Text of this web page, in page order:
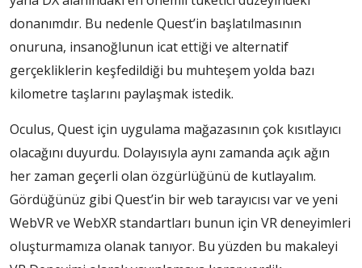
donanımdır. Bu nedenle Quest’in başlatılmasının
onuruna, insanoğlunun icat ettiği ve alternatif
gerçekliklerin keşfedildiği bu muhteşem yolda bazı
kilometre taşlarını paylaşmak istedik.
Oculus, Quest için uygulama mağazasının çok kısıtlayıcı
olacağını duyurdu. Dolayısıyla aynı zamanda açık ağın
her zaman geçerli olan özgürlüğünü de kutlayalım.
Gördüğünüz gibi Quest’in bir web tarayıcısı var ve yeni
WebVR ve WebXR standartları bunun için VR deneyimleri
oluşturmamıza olanak tanıyor. Bu yüzden bu makaleyi